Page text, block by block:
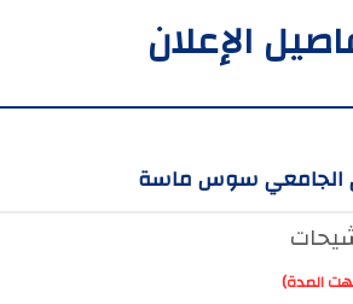
الإعلان
الجامعي سوس ماسة
المدة)